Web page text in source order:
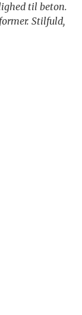
til beton.
Stilfuld,